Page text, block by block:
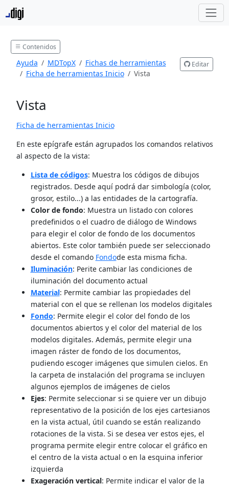
Contenidos
Ayuda MDTopX
Fichas de herramientas
Ficha de herramientas Inicio
Vista
Editar
Vista
Ficha de herramientas Inicio
En este epígrafe están agrupados los comandos relativos
al aspecto de la vista:
Lista de códigos: Muestra los códigos de dibujos
registrados. Desde aquí podrá dar simbología (color,
grosor, estilo...) a las entidades de la cartografía.
Color de fondo: Muestra un listado con colores
predefinidos o el cuadro de diálogo de Windows
para elegir el color de fondo de los documentos
abiertos. Este color también puede ser seleccionado
desde el comando Fondode esta misma ficha.
Iluminación: Perite cambiar las condiciones de
iluminación del documento actual
Material: Permite cambiar las propiedades del
material con el que se rellenan los modelos digitales
Fondo: Permite elegir el color del fondo de los
documentos abiertos y el color del material de los
modelos digitales. Además, permite elegir una
imagen ráster de fondo de los documentos,
pudiendo escoger imágenes que simulen cielos. En
la carpeta de instalación del programa se incluyen
algunos ejemplos de imágenes de cielos
Ejes: Permite seleccionar si se quiere ver un dibujo
representativo de la posición de los ejes cartesianos
en la vista actual, útil cuando se están realizando
rotaciones de la vista. Si se desea ver estos ejes, el
programa permite elegir entre colocar el gráfico en
el centro de la vista actual o en la esquina inferior
izquierda
Exageración vertical: Permite indicar el valor de la